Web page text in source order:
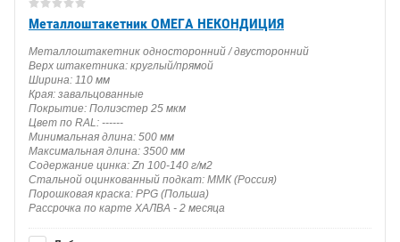
Металлоштакетник ОМЕГА НЕКОНДИЦИЯ
Металлоштакетник односторонний / двусторонний
Верх штакетника: круглый/прямой
Ширина: 110 мм
Края: завальцованные
Покрытие: Полиэстер 25 мкм
Цвет по RAL: ------
Минимальная длина: 500 мм
Максимальная длина: 3500 мм
Содержание цинка: Zn 100-140 г/м2
Стальной оцинкованный подкат: ММК (Россия)
Порошковая краска: PPG (Польша)
Рассрочка по карте ХАЛВА - 2 месяца